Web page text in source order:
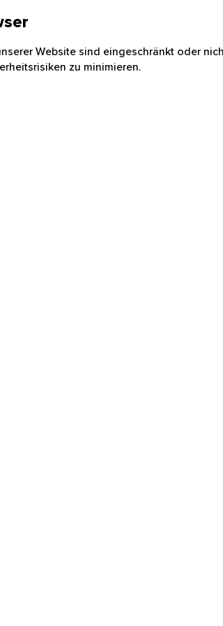
Website sind eingeschränkt oder
zu minimieren.